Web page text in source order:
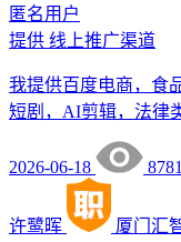
匿名用户
提供 线上推广渠道
我提供百度电商，食
短剧，AI剪辑，法律
2026-06-18 8781
许鹭晖 厦门汇